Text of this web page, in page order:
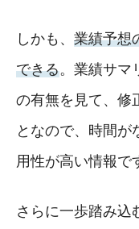
しかも、 業績予想
できる。業績サマ
の有無を見て、修
となので、時間が
用性が高い情報で
さらに一歩踏み込